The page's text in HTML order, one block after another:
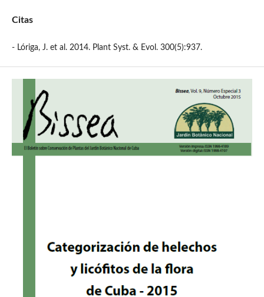
Citas
- Lóriga, J. et al. 2014. Plant Syst. & Evol. 300(5):937.